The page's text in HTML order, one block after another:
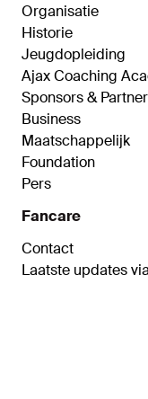
Organisatie
Historie
Jeugdopleiding
Ajax Coaching
Sponsors &
Business
Maatschappelijk
Foundation
Pers
Fancare
Contact
Laatste updates